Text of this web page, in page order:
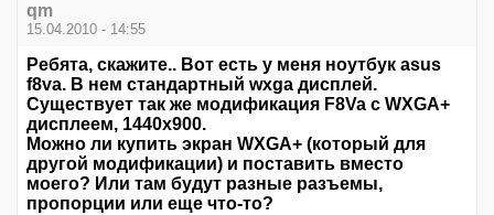
qm
15.04.2010 - 14:55
Ребята, скажите.. Вот есть у меня ноутбук asus
f8va. В нем стандартный wxga дисплей.
Существует так же модификация F8Va с WXGA+
дисплеем, 1440x900.
Можно ли купить экран WXGA+ (который для
другой модификации) и поставить вместо
моего? Или там будут разные разъемы,
пропорции или еще что-то?